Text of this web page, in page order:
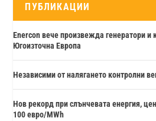
ПУБЛИКАЦИИ
Enercon вече произвежда генератори и
Югоизточна Европа
Независими от налягането контролни
Нов рекорд при слънчевата енергия,
100 евро/MWh